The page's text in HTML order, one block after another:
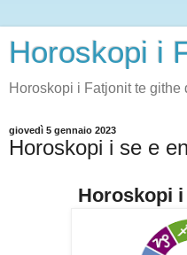
Horoskopi i
Horoskopi i Fatjonit te githe
giovedì 5 gennaio 2023
Horoskopi i se e
Horoskopi i